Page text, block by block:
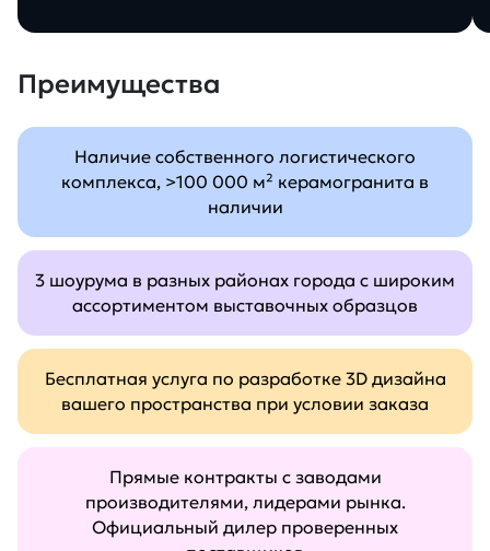
Преимущества
Наличие собственного логистического
комплекса, >100 000 м² керамогранита в
наличии
3 шоурума в разных районах города с широким
ассортиментом выставочных образцов
Бесплатная услуга по разработке 3D дизайна
вашего пространства при условии заказа
Прямые контракты с заводами
производителями, лидерами рынка.
Официальный дилер проверенных